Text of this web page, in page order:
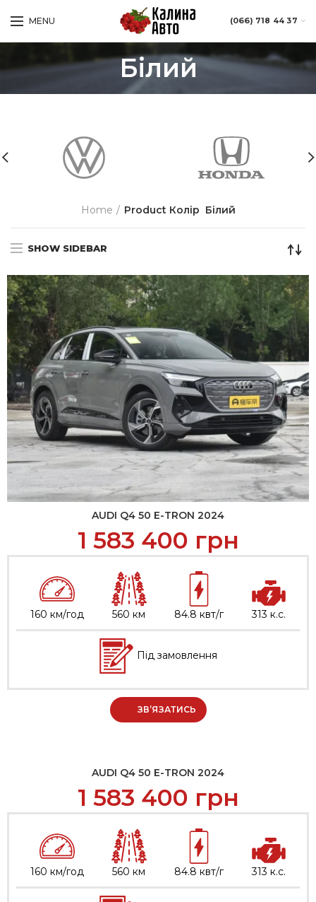
MENU (066) 718 44 37
Білий
Home Product Колір Білий
SHOW SIDEBAR
AUDI Q4 50 E-TRON 2024
1 583 400 грн
160 км/год 560 км 84.8 квт/г 313 к.с.
Під замовлення
ЗВ’ЯЗАТИСЬ
AUDI Q4 50 E-TRON 2024
1 583 400 грн
160 км/год 560 км 84.8 квт/г 313 к.с.